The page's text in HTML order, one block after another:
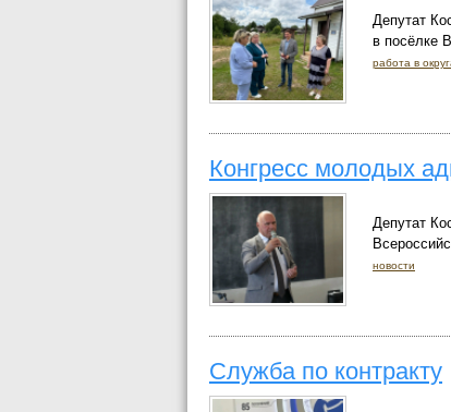
Депутат
в посёлке
работа в
Конгресс молодых
Депутат
новости
Служба по контракту